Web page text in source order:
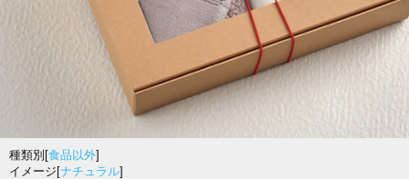
種類別[食品以外]
イメージ[ナチュラル]